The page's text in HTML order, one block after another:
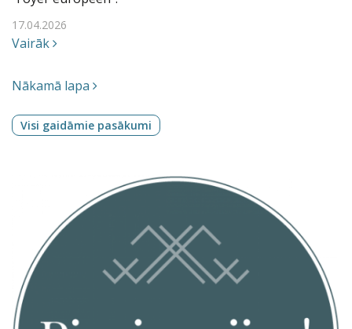
17.04.2026
Vairāk
Nākamā lapa
Visi gaidāmie pasākumi